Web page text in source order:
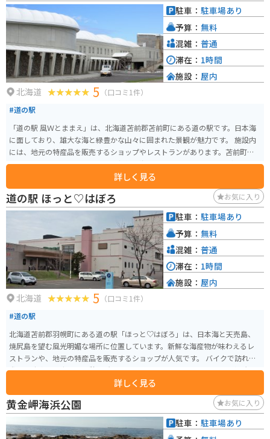
北海道 5 （口コミ1件）
#道の駅
「道の駅 風Ｗとままえ」は、北海道苫前郡苫前町にある道の駅です。日本海
に面しており、雄大な海と緑豊かな山々に囲まれた景観が魅力です。 施設内
には、地元の特産品を販売するショップやレストランがあります。苫前町の
特産品といえば、なんといっても新鮮な海産物！毛ガニやホタテなど、四季
折々の海の幸を堪能できます。また、苫前町は酪農も盛んなので、濃厚なソ
フトクリームもおすすめです。 バイクで訪れる際は、日本海沿いの道路を走
行するのがおすすめです。風を感じながら、海岸線を走る爽快感は格別です。
道の駅には、広々とした駐車場と休憩スペースが完備されているので、ツー
リングの休憩地点としても最適です。 周辺には、風力発電の風車が立ち並ぶ
「苫前グリーンヒルウインドパーク」や、夕陽の名所として知られる「とま
まえ夕陽ヶ丘展望台」など、観光スポットも点在しています。道の駅を拠点
に、周辺の観光も楽しんでみてはいかがでしょうか。
詳しく見る
駐車： 駐車場あり
予算： 無料
混雑： 普通
滞在： 1時間
施設： 屋内
道の駅 ほっと♡はぼろ お気に入り
北海道 5 （口コミ1件）
#道の駅
北海道苫前郡羽幌町にある道の駅「ほっと♡はぼろ」は、日本海と天売島、
焼尻島を望む風光明媚な場所に位置しています。新鮮な海産物が味わえるレ
ストランや、地元の特産品を販売するショップが人気です。 バイクで訪れる
際は、駐車場も広く、休憩場所としても最適です。周辺には、夕陽の名所と
して知られる「はぼろサンセットビーチ」や、奇岩が連なる海岸線が続く
「羽幌シーサイドパーク」など、ツーリングスポットも充実しています。 道
の駅で購入できる羽幌町名産の「甘エビ」は、ぜひお土産にどうぞ。
詳しく見る
駐車： 駐車場あり
予算： 無料
混雑： 普通
滞在： 1時間
施設： 屋内
黄金岬海浜公園 お気に入り
駐車： 駐車場あり